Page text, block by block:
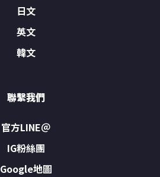
日文
英文
韓文
聯繫我們
官方LINE＠
IG粉絲團
Google地圖